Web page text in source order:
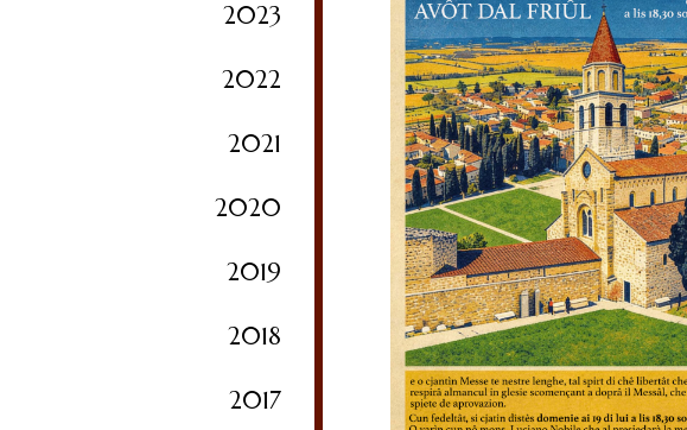
2023
2022
2021
2020
2019
2018
2017